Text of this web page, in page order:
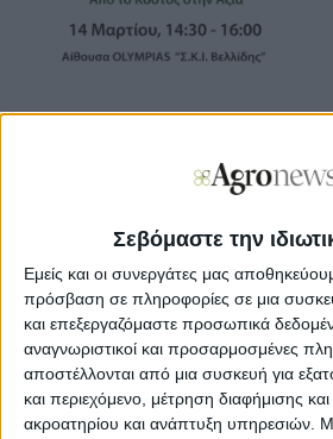
Σεβόμαστε την
Εμείς και οι συνεργάτες μας
πρόσβαση σε πληροφορίες σε μια
και επεξεργαζόμαστε προσωπικά
αναγνωριστικοί και προσαρμοσμένες
αποστέλλονται από μια συσκευή για
και περιεχόμενο, μέτρηση διαφήμισης
ακροατηρίου και ανάπτυξη υπηρεσιών.
Μέσα από αυτή τη δράση, ο ΣΠΕΛ
καθοριστικό ρόλο των μελών της
και τη βιώσιμη ανάπτυξη της
προωθώντας παράλληλα τις θέσεις και
κλάδου των λιπασμάτων.
Τα τελευταία χρόνια, ο αγροτικός